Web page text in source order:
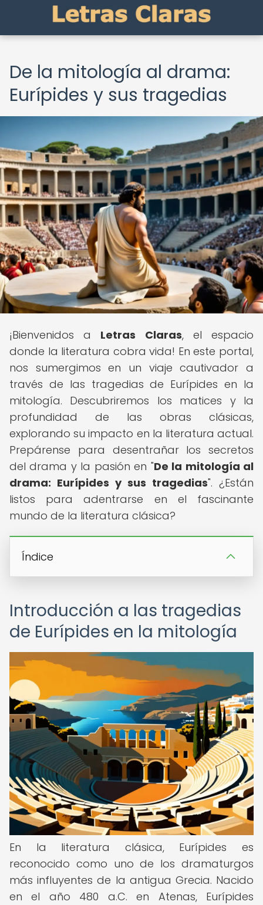
De la mitología al drama:
Eurípides y sus tragedias
¡Bienvenidos a Letras Claras, el espacio
donde la literatura cobra vida! En este portal,
nos sumergimos en un viaje cautivador a
través de las tragedias de Eurípides en la
mitología. Descubriremos los matices y la
profundidad de las obras clásicas,
explorando su impacto en la literatura actual.
Prepárense para desentrañar los secretos
del drama y la pasión en "De la mitología al
drama: Eurípides y sus tragedias". ¿Están
listos para adentrarse en el fascinante
mundo de la literatura clásica?
Índice
Introducción a las tragedias
de Eurípides en la mitología
En la literatura clásica, Eurípides es
reconocido como uno de los dramaturgos
más influyentes de la antigua Grecia. Nacido
en el año 480 a.C. en Atenas, Eurípides